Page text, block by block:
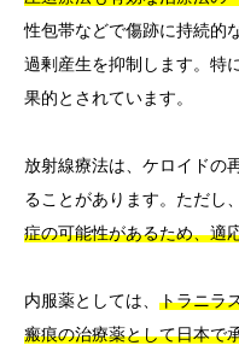
性包帯などで傷跡に持続的
過剰産生を抑制します。特
果的とされています。
放射線療法は、ケロイドの
ることがあります。ただし、
症の可能性があるため、適
内服薬としては、 トラニラ
瘢痕の治療薬として日本で